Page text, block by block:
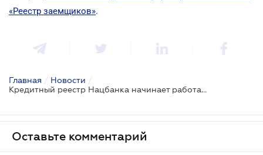
«Реестр заемщиков».
Главная / Новости /
Кредитный реестр Нацбанка начинает работать
Оставьте комментарий